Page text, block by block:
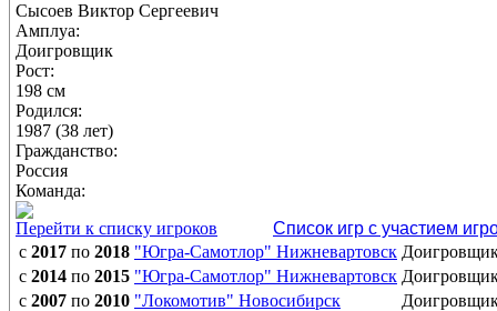
Сысоев Виктор Сергеевич
Амплуа:
Доигровщик
Рост:
198 см
Родился:
1987 (38 лет)
Гражданство:
Россия
Команда:
Перейти к списку игроков
Список игр с участием
с 2017 по 2018 "Югра-Самотлор" Нижневартовск
с 2014 по 2015 "Югра-Самотлор" Нижневартовск
с 2007 по 2010 "Локомотив" Новосибирск